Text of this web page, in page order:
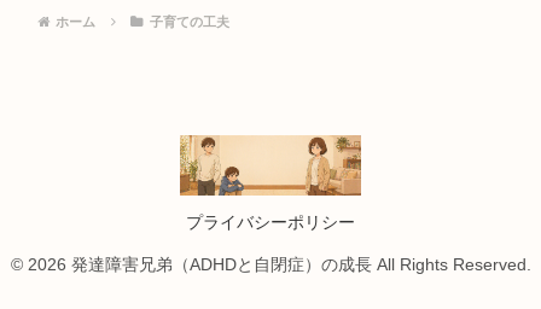
ホーム 子育ての工夫
プライバシーポリシー
© 2026 発達障害兄弟（ADHDと自閉症）の成長 All Rights Reserved.